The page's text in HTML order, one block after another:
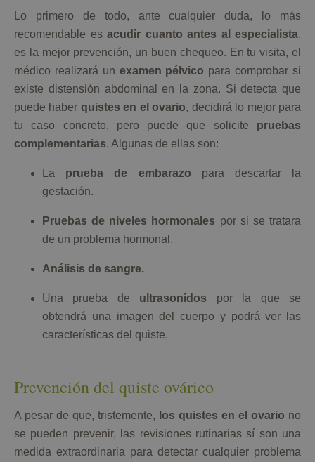
Lo primero de todo, ante cualquier duda, lo más
recomendable esacudir cuanto antes al especialista,
es la mejor prevención, un buen chequeo. En tu visita, el
médico realizará un examen pélvico para comprobar si
existe distensión abdominal en la zona. Si detecta que
puede haber quistes en el ovario, decidirá lo mejor para
tu caso concreto, pero puede que solicite pruebas
complementarias. Algunas de ellas son:
La prueba de embarazo para descartar la
gestación.
Pruebas de niveles hormonales por si se tratara
de un problema hormonal.
Análisis de sangre.
Una prueba de ultrasonidos por la que se
obtendrá una imagen del cuerpo y podrá ver las
características del quiste.
Prevención del quiste ovárico
A pesar de que, tristemente, los quistes en el ovario no
se pueden prevenir, las revisiones rutinarias sí son una
medida extraordinaria para detectar cualquier problema